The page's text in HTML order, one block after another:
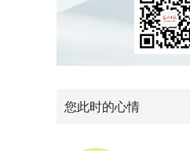
您此时的心情